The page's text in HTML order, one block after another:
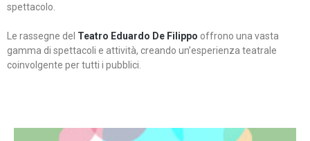
spettacolo.
Le rassegne del Teatro Eduardo De Filippo offrono una vasta
gamma di spettacoli e attività, creando un’esperienza teatrale
coinvolgente per tutti i pubblici.